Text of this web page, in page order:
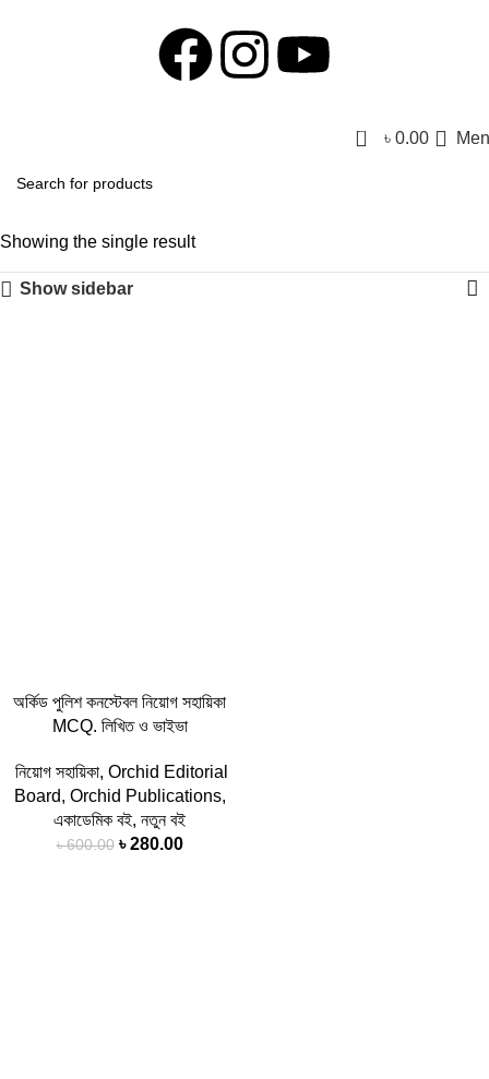
0 ৳ 0.00
Showing the single result
Show sidebar
অর্কিড পুলিশ কনস্টেবল নিয়োগ সহায়িকা
MCQ. লিখিত ও ভাইভা
নিয়োগ সহায়িকা, Orchid Editorial
Board, Orchid Publications,
একাডেমিক বই, নতুন বই
৳600.00 ৳280.00